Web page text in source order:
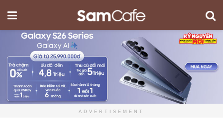
ADVERTISEMENT